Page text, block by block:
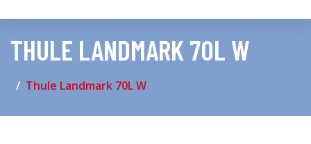
THULE LANDMARK 70L W
Thule Landmark 70L W